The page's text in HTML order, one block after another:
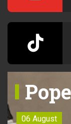
06 August